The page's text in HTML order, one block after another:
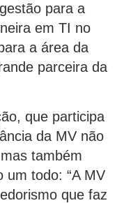
para a
em TI no
a área da
parceira da
que participa
da MV não
também
um todo: “A MV
que faz